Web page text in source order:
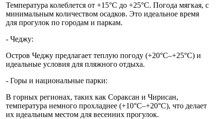
Температура колеблется от +15°C до +25°C. Погода мягкая, с
минимальным количеством осадков. Это идеальное время
для прогулок по городам и паркам.
- Чеджу:
Остров Чеджу предлагает теплую погоду (+20°C–+25°C) и
идеальные условия для пляжного отдыха.
- Горы и национальные парки:
В горных регионах, таких как Сораксан и Чирисан,
температура немного прохладнее (+10°C–+20°C), что делает
их идеальным местом для весенних прогулок.